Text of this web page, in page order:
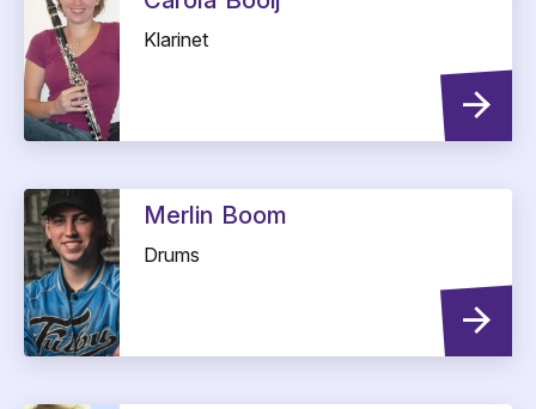
Klarinet
Merlin Boom
Drums